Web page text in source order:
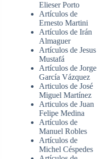
Elieser Porto
Artículos de
Ernesto Martini
Artículos de Irán
Almaguer
Artículos de Jesus
Mustafá
Artículos de Jorge
García Vázquez
Articulos de José
Miguel Martínez
Articulos de Juan
Felipe Medina
Artículos de
Manuel Robles
Artículos de
Michel Céspedes